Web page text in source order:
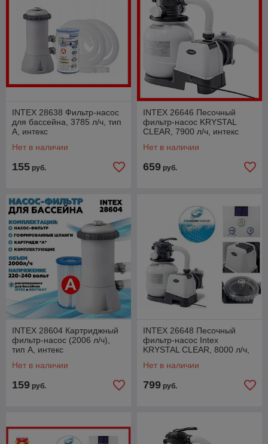
INTEX 28638 Фильтр-насос
для бассейна, 3785 л/ч, тип
А, интекс
Нет в наличии
155 руб.
INTEX 26646 Песочный
фильтр-насос KRYSTAL
CLEAR, 7900 л/ч, интекс
Нет в наличии
659 руб.
INTEX 28604 Картриджный
фильтр-насос (2006 л/ч),
тип А, интекс
Нет в наличии
159 руб.
INTEX 26648 Песочный
фильтр-насос Intex
KRYSTAL CLEAR, 8000 л/ч,
Нет в наличии
799 руб.